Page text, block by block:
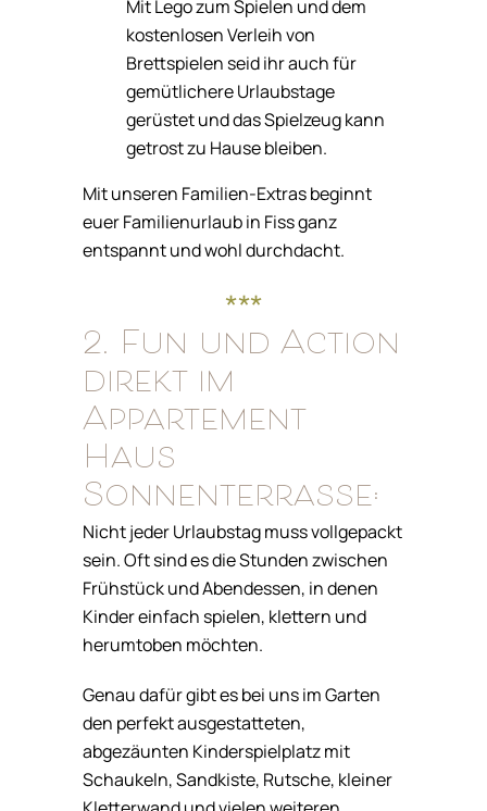
Mit Lego zum Spielen und dem
kostenlosen Verleih von
Brettspielen seid ihr auch für
gemütlichere Urlaubstage
gerüstet und das Spielzeug kann
getrost zu Hause bleiben.
Mit unseren Familien-Extras beginnt
euer Familienurlaub in Fiss ganz
entspannt und wohl durchdacht.
***
2. Fun und Action
direkt im
Appartement
Haus
Sonnenterrasse:
Nicht jeder Urlaubstag muss vollgepackt
sein. Oft sind es die Stunden zwischen
Frühstück und Abendessen, in denen
Kinder einfach spielen, klettern und
herumtoben möchten.
Genau dafür gibt es bei uns im Garten
den perfekt ausgestatteten,
abgezäunten Kinderspielplatz mit
Schaukeln, Sandkiste, Rutsche, kleiner